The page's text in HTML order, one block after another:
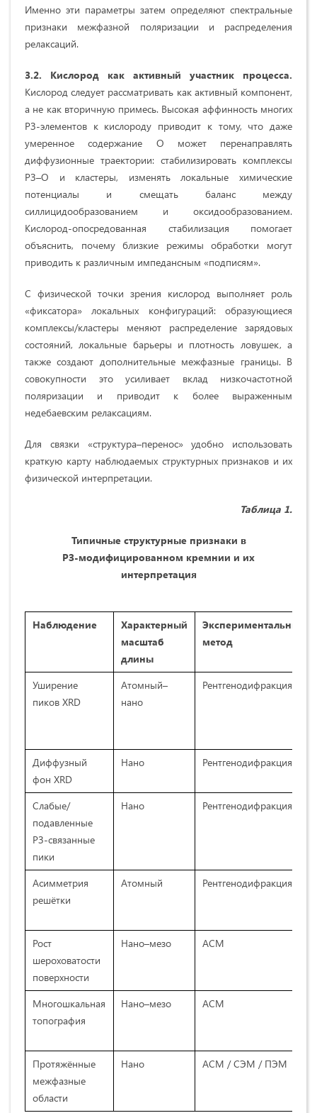
Именно эти параметры затем определяют спектральные
признаки межфазной поляризации и распределения
релаксаций.
3.2. Кислород как активный участник процесса.
Кислород следует рассматривать как активный компонент,
а не как вторичную примесь. Высокая аффинность многих
РЗ‑элементов к кислороду приводит к тому, что даже
умеренное содержание O может перенаправлять
диффузионные траектории: стабилизировать комплексы
РЗ–O и кластеры, изменять локальные химические
потенциалы и смещать баланс между
силлицидообразованием и оксидообразованием.
Кислород‑опосредованная стабилизация помогает
объяснить, почему близкие режимы обработки могут
приводить к различным импедансным «подписям».
С физической точки зрения кислород выполняет роль
«фиксатора» локальных конфигураций: образующиеся
комплексы/кластеры меняют распределение зарядовых
состояний, локальные барьеры и плотность ловушек, а
также создают дополнительные межфазные границы. В
совокупности это усиливает вклад низкочастотной
поляризации и приводит к более выраженным
недебаевским релаксациям.
Для связки «структура–перенос» удобно использовать
краткую карту наблюдаемых структурных признаков и их
физической интерпретации.
Таблица 1.
Типичные структурные признаки в
РЗ‑модифицированном кремнии и их
интерпретация
Наблюдение
Характерный
масштаб
длины
Экспериментальный
метод
Уширение
пиков XRD
Атомный–
нано
Рентгенодифракция
Диффузный
фон XRD
Нано Рентгенодифракция
Слабые/
подавленные
РЗ‑связанные
пики
Нано Рентгенодифракция
Асимметрия
решётки
Атомный Рентгенодифракция
Рост
шероховатости
поверхности
Нано–мезо АСМ
Многошкальная
топография
Нано–мезо АСМ
Протяжённые
межфазные
области
Нано АСМ / СЭМ / ПЭМ